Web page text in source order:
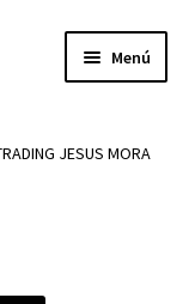
Menú
JESUS MORA